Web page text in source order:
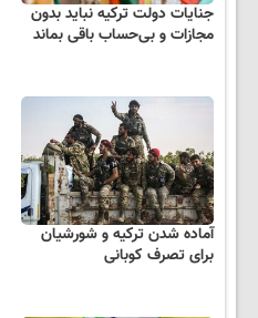
جنایات دولت ترکیه نباید بدون
مجازات و بی‌حساب باقی بماند
آماده شدن ترکیه و شورشیان
برای تصرف کوبانی